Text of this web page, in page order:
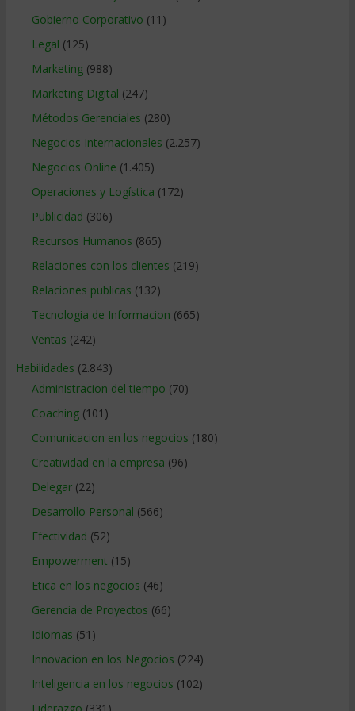
Gobierno Corporativo (11)
Legal (125)
Marketing(988)
Marketing Digital (247)
Métodos Gerenciales (280)
Negocios Internacionales (2.257)
Negocios Online (1.405)
Operaciones y Logística (172)
Publicidad (306)
Recursos Humanos (865)
Relaciones con los clientes (219)
Relaciones publicas (132)
Tecnologia de Informacion (665)
Ventas (242)
Habilidades (2.843)
Administracion del tiempo (70)
Coaching(101)
Comunicacion en los negocios (180)
Creatividad en la empresa (96)
Delegar(22)
Desarrollo Personal (566)
Efectividad (52)
Empowerment (15)
Etica en los negocios (46)
Gerencia de Proyectos (66)
Idiomas (51)
Innovacion en los Negocios (224)
Inteligencia en los negocios (102)